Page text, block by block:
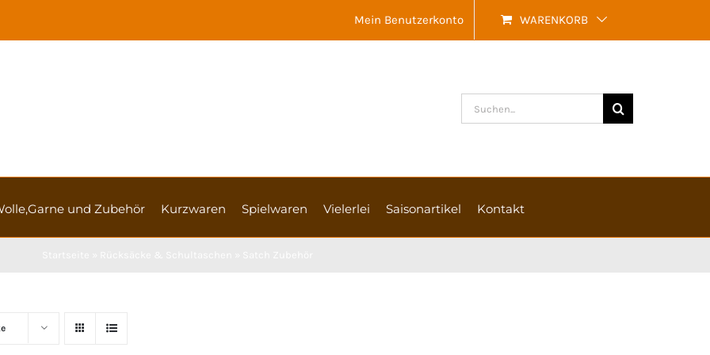
Mein Benutzerkonto WARENKORB
Suche
nach:
und Zubehör Kurzwaren Spielwaren Vielerlei Saisonartikel Kontakt